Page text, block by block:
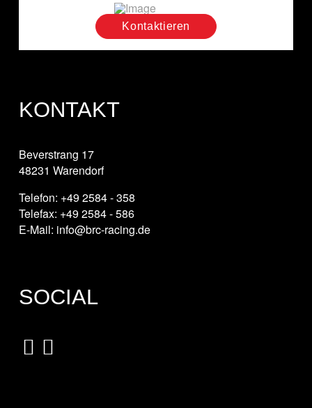
Kontaktieren
KONTAKT
Beverstrang 17
48231 Warendorf
Telefon: +49 2584 - 358
Telefax: +49 2584 - 586
E-Mail: info@brc-racing.de
SOCIAL